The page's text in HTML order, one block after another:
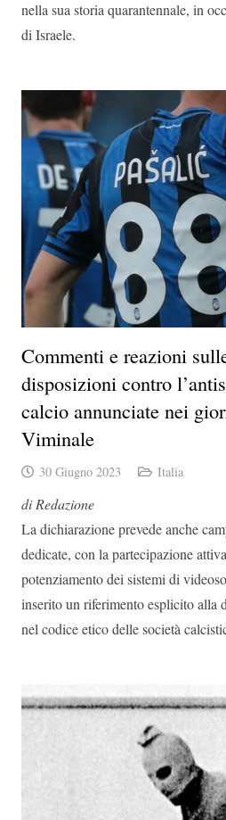
nella sua storia quarantennale, in
di Israele.
Commenti e reazioni
disposizioni contro
calcio annunciate nei
Viminale
30 Giugno 2023 Italia
di Redazione
La dichiarazione prevede anche
dedicate, con la partecipazione
potenziamento dei sistemi di
inserito un riferimento esplicito alla
nel codice etico delle società